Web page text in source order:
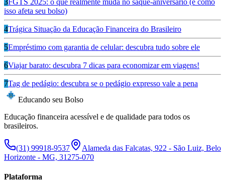
3FGTS 2025: o que realmente muda no saque-aniversário (e como
isso afeta seu bolso)
4Trágica Situação da Educação Financeira do Brasileiro
5Empréstimo com garantia de celular: descubra tudo sobre ele
6Viajar barato: descubra 7 dicas para economizar em viagens!
7Tag de pedágio: descubra se o pedágio expresso vale a pena
Educando seu Bolso
Educação financeira acessível e de qualidade para todos os
brasileiros.
(31) 99918-9537
Alameda das Falcatas, 922 - São Luiz, Belo
Horizonte - MG, 31275-070
Plataforma